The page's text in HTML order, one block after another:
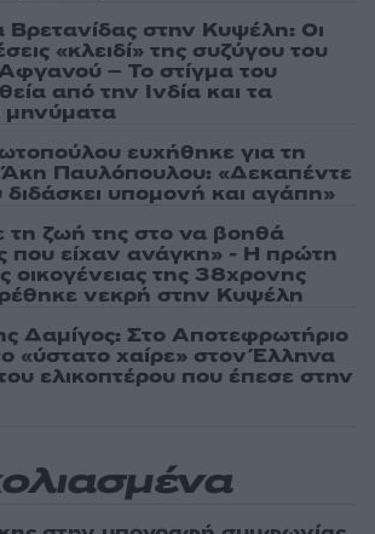
στην Κυψέλη: Οι
«κλειδί» της συζύγου του
– Το στίγμα του
από την Ινδία και τα
μηνύματα
ευχήθηκε για τη
Άκη Παυλόπουλου: «Δεκαπέντε
διδάσκει υπομονή και αγάπη»
τη ζωή της στο να βοηθά
που είχαν ανάγκη» - Η πρώτη
οικογένειας της 38χρονης
νεκρή στην Κυψέλη
Δαμίγος: Στο Αποτεφρωτήριο
«ύστατο χαίρε» στον Έλληνα
ελικοπτέρου που έπεσε στην